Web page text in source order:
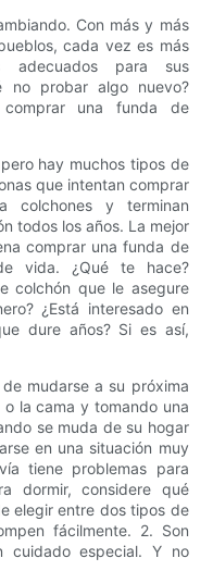
Con más y más
cada vez es más
adecuados para sus
no probar algo nuevo?
una funda de
hay muchos tipos de
que intentan comprar
colchones y terminan
todos los años. La mejor
comprar una funda de
vida. ¿Qué te hace?
colchón que le asegure
¿Está interesado en
dure años? Si es así,
mudarse a su próxima
la cama y tomando una
se muda de su hogar
en una situación muy
tiene problemas para
dormir, considere qué
elegir entre dos tipos de
fácilmente. 2. Son
cuidado especial. Y no